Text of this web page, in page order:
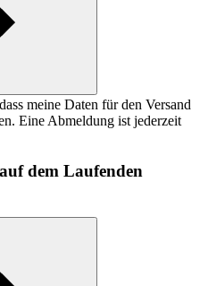
meine Daten für den Versand
Eine Abmeldung ist jederzeit
dem Laufenden